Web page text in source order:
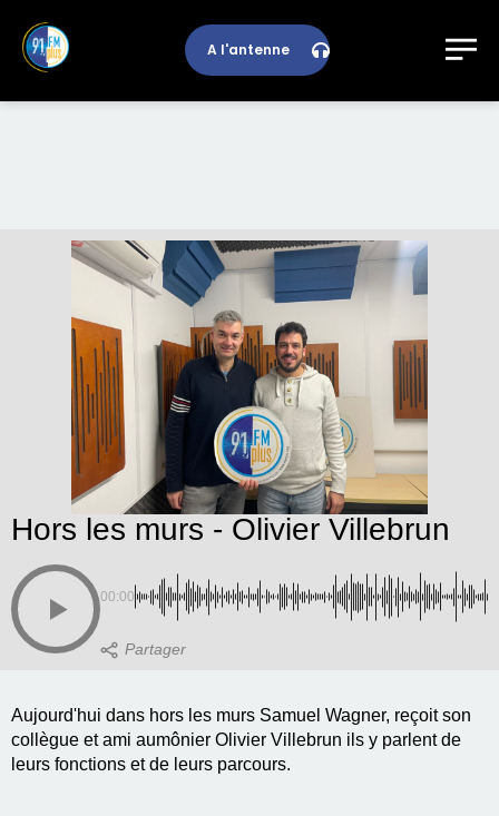
A l'antenne
Hors les murs - Olivier Villebrun
00:00
Aujourd'hui dans hors les murs Samuel Wagner, reçoit son
collègue et ami aumônier Olivier Villebrun ils y parlent de
leurs fonctions et de leurs parcours.